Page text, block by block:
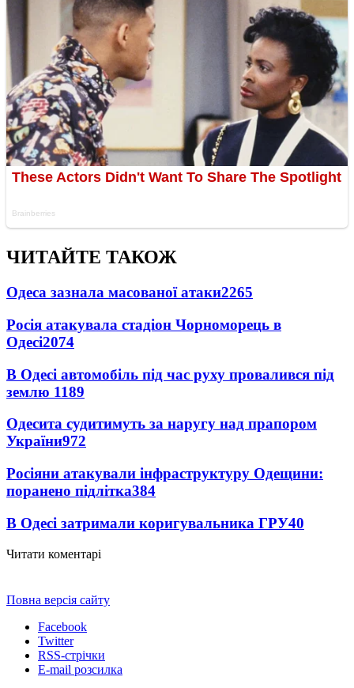
ЧИТАЙТЕ ТАКОЖ
Одеса зазнала масованої атаки2265
Росія атакувала стадіон Чорноморець в
Одесі2074
В Одесі автомобіль під час руху провалився під
землю 1189
Одесита судитимуть за наругу над прапором
України972
Росіяни атакували інфраструктуру Одещини:
поранено підлітка384
В Одесі затримали коригувальника ГРУ40
Читати коментарі
Повна версія сайту
Facebook
Twitter
RSS-стрічки
E-mail розсилка